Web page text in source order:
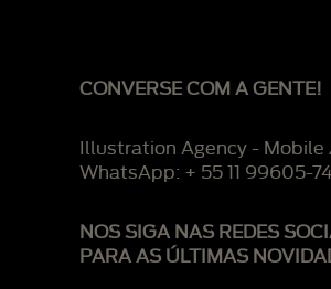
CONVERSE COM A GENTE!
Illustration Agency - Mobile
WhatsApp: + 55 11 99605-
NOS SIGA NAS REDES
PARA AS ÚLTIMAS